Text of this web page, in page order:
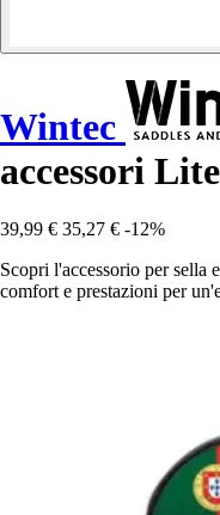
Wintec
accessori Lite
39,99 € 35,27 € -12%
Scopri l'accessorio per sella
comfort e prestazioni per